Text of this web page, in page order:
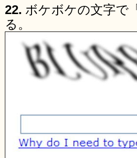
22. ボケボケの文字で
る。